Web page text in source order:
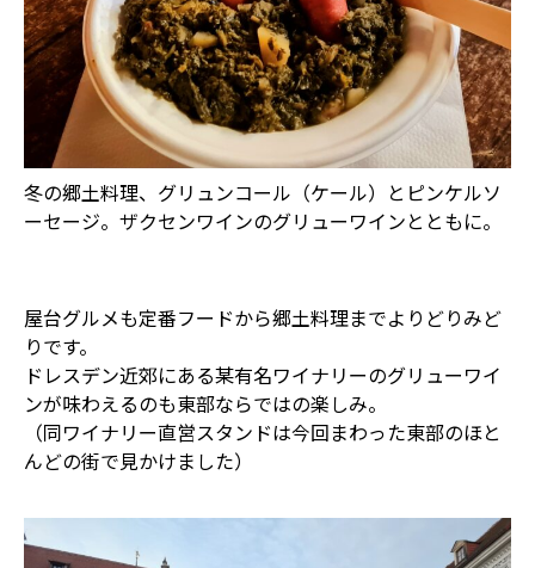
冬の郷土料理、グリュンコール（ケール）とピンケルソ
ーセージ。ザクセンワインのグリューワインとともに。
屋台グルメも定番フードから郷土料理までよりどりみど
りです。
ドレスデン近郊にある某有名ワイナリーのグリューワイ
ンが味わえるのも東部ならではの楽しみ。
（同ワイナリー直営スタンドは今回まわった東部のほと
んどの街で見かけました）